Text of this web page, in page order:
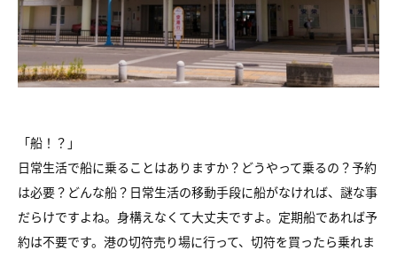
「船！？」
日常生活で船に乗ることはありますか？どうやって乗るの？予約
は必要？どんな船？日常生活の移動手段に船がなければ、謎な事
だらけですよね。身構えなくて大丈夫ですよ。定期船であれば予
約は不要です。港の切符売り場に行って、切符を買ったら乗れま